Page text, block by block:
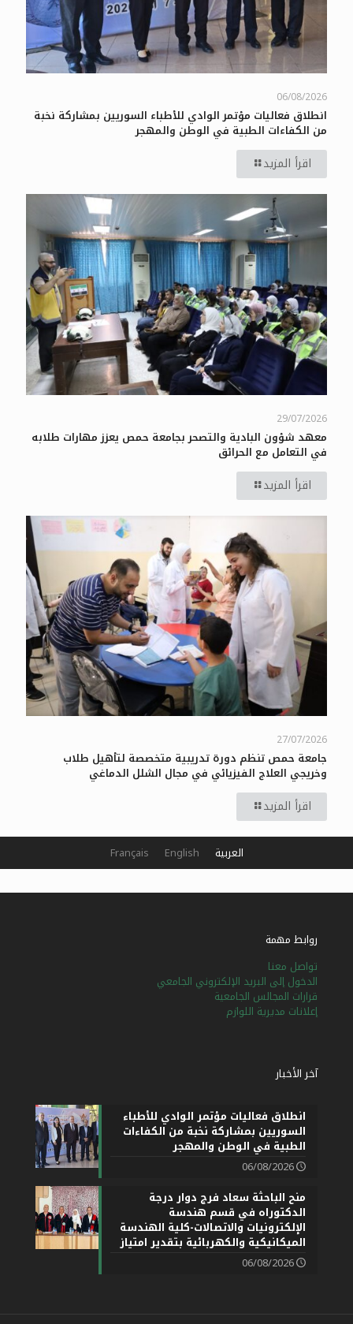
06/08/2026
انطلاق فعاليات مؤتمر الوادي للأطباء السوريين بمشاركة نخبة
من الكفاءات الطبية في الوطن والمهجر
اقرأ المزيد
29/07/2026
معهد شؤون البادية والتصحر بجامعة حمص يعزز مهارات طلابه
في التعامل مع الحرائق
اقرأ المزيد
27/07/2026
جامعة حمص تنظم دورة تدريبية متخصصة لتأهيل طلاب
وخريجي العلاج الفيزيائي في مجال الشلل الدماغي
اقرأ المزيد
روابط مهمة
تواصل معنا
الدخول إلى البريد الإلكتروني الجامعي
قرارات المجالس الجامعية
إعلانات مديرية اللوازم
آخر الأخبار
انطلاق فعاليات مؤتمر الوادي للأطباء
السوريين بمشاركة نخبة من الكفاءات
الطبية في الوطن والمهجر
06/08/2026
منح الباحثة سعاد فرج دوار درجة
الدكتوراه في قسم هندسة
الإلكترونيات والاتصالات-كلية الهندسة
الميكانيكية والكهربائية بتقدير امتياز
06/08/2026
العربية English
Français